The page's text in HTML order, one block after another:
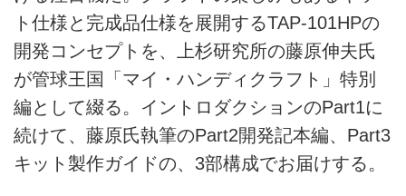
ト仕様と完成品仕様を展開するTAP-101HPの
開発コンセプトを、上杉研究所の藤原伸夫氏
が管球王国「マイ・ハンディクラフト」特別
編として綴る。イントロダクションのPart1に
続けて、藤原氏執筆のPart2開発記本編、Part3
キット製作ガイドの、3部構成でお届けする。